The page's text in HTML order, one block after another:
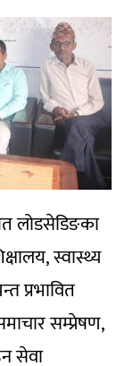
लोडसेडिङका
स्वास्थ्य
प्रभावित
सम्प्रेषण,
सेवा